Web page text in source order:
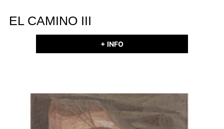
EL CAMINO III
+ INFO